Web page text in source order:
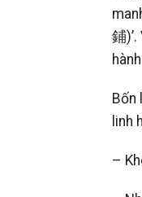
鋪
Bốn
linh
–